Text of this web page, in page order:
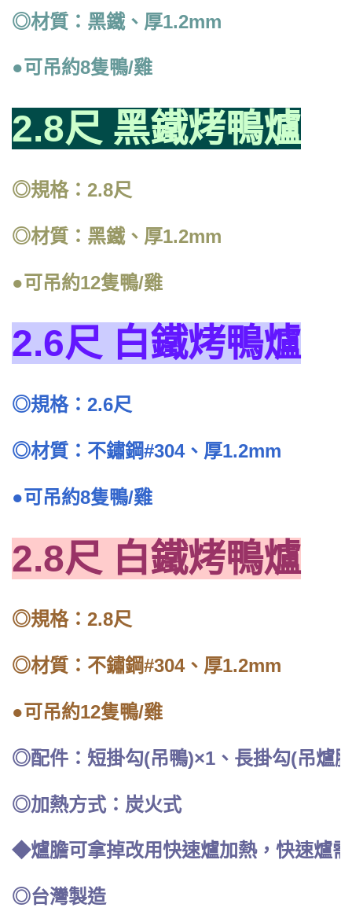
◎材質：黑鐵、厚1.2mm
●可吊約8隻鴨/雞
2.8尺 黑鐵烤鴨爐
◎規格：2.8尺
◎材質：黑鐵、厚1.2mm
●可吊約12隻鴨/雞
2.6尺 白鐵烤鴨爐
◎規格：2.6尺
◎材質：不鏽鋼#304、厚1.2mm
●可吊約8隻鴨/雞
2.8尺 白鐵烤鴨爐
◎規格：2.8尺
◎材質：不鏽鋼#304、厚1.2mm
●可吊約12隻鴨/雞
◎配件：短掛勾(吊鴨)×1、長掛勾(吊爐
◎加熱方式：炭火式
◆爐膽可拿掉改用快速爐加熱，快速爐
◎台灣製造